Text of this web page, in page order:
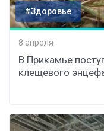
#Здоровье
8 апреля
В Прикамье
клещевого